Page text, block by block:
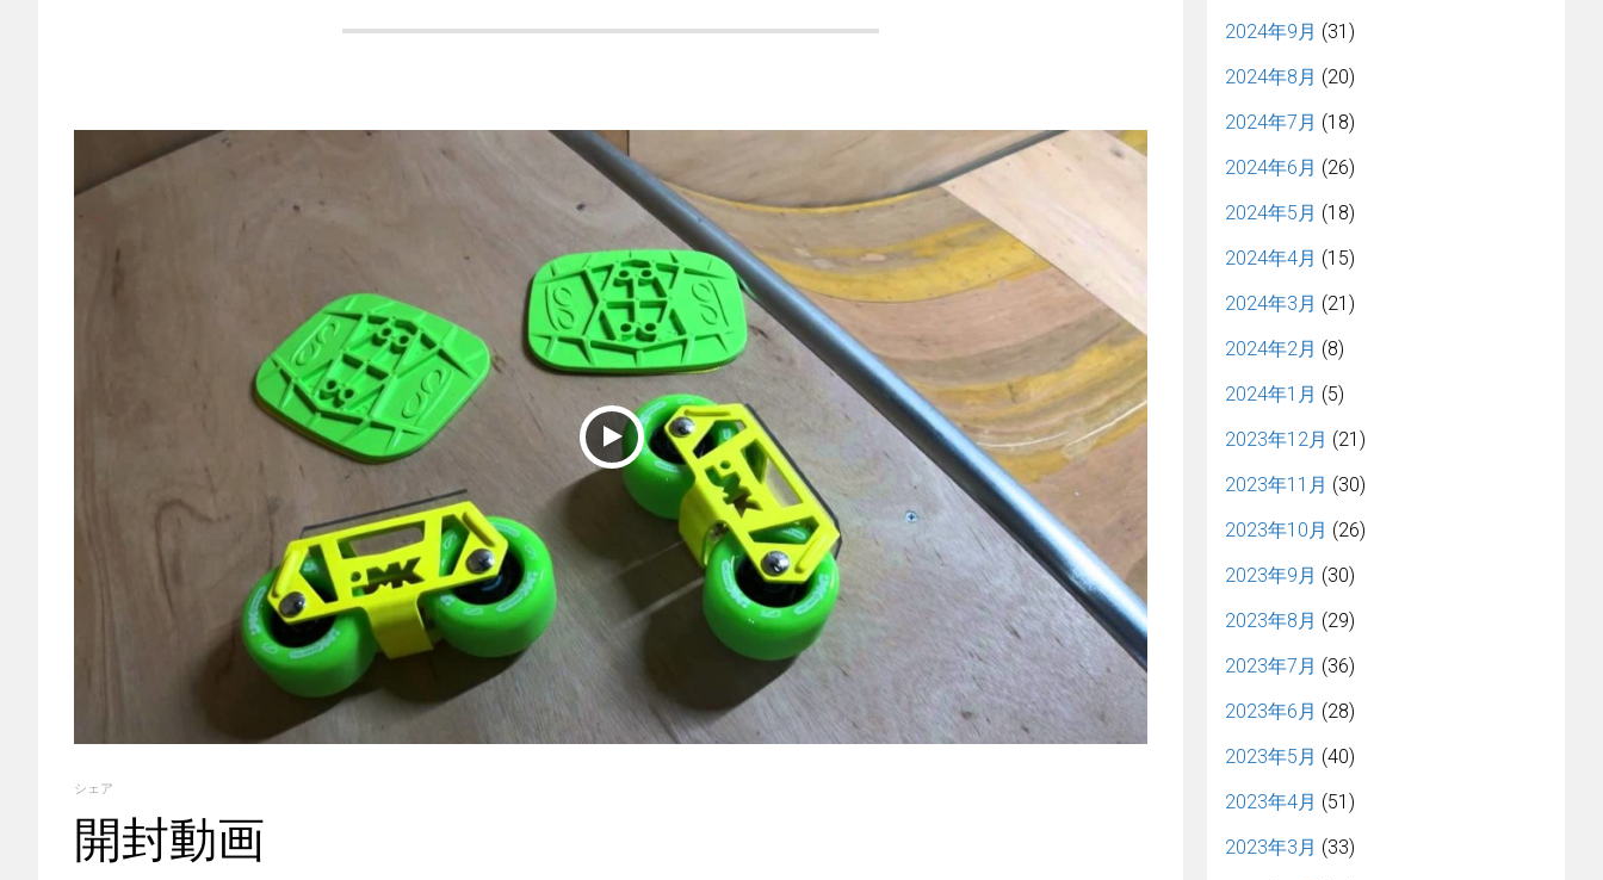
シェア
開封動画
2024年9月 (31)
2024年8月 (20)
2024年7月 (18)
2024年6月 (26)
2024年5月 (18)
2024年4月 (15)
2024年3月 (21)
2024年2月 (8)
2024年1月 (5)
2023年12月 (21)
2023年11月 (30)
2023年10月 (26)
2023年9月 (30)
2023年8月 (29)
2023年7月 (36)
2023年6月 (28)
2023年5月 (40)
2023年4月 (51)
2023年3月 (33)